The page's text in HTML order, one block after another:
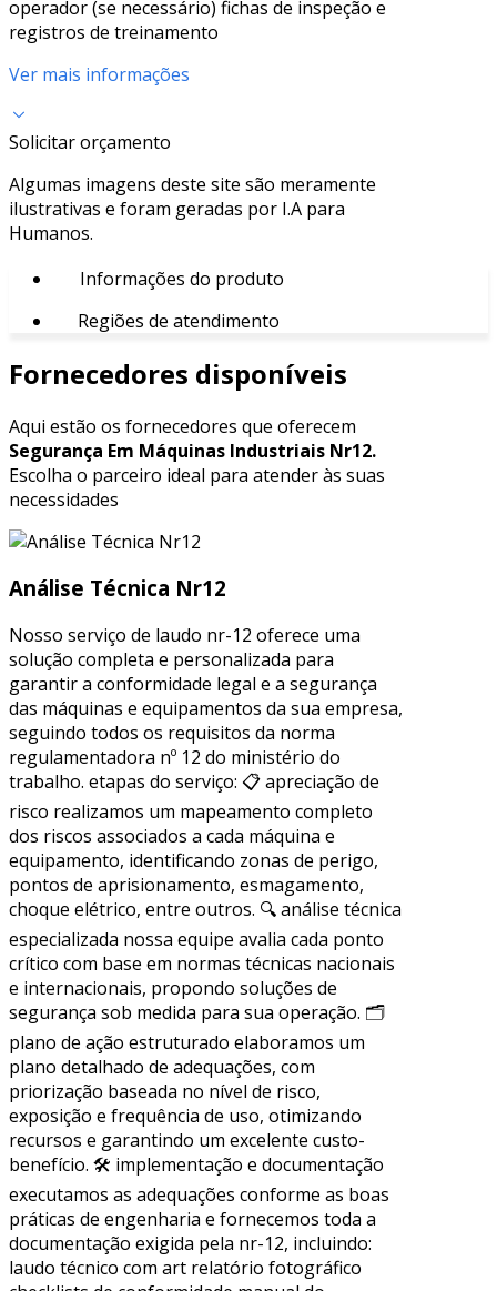
operador (se necessário) fichas de inspeção e
registros de treinamento
Ver mais informações
Solicitar orçamento
Algumas imagens deste site são meramente
ilustrativas e foram geradas por I.A para
Humanos.
Informações do produto
Regiões de atendimento
Fornecedores disponíveis
Aqui estão os fornecedores que oferecem
Segurança Em Máquinas Industriais Nr12.
Escolha o parceiro ideal para atender às suas
necessidades
Análise Técnica Nr12
Nosso serviço de laudo nr-12 oferece uma
solução completa e personalizada para
garantir a conformidade legal e a segurança
das máquinas e equipamentos da sua empresa,
seguindo todos os requisitos da norma
regulamentadora nº 12 do ministério do
trabalho. etapas do serviço: 📋 apreciação de
risco realizamos um mapeamento completo
dos riscos associados a cada máquina e
equipamento, identificando zonas de perigo,
pontos de aprisionamento, esmagamento,
choque elétrico, entre outros. 🔍 análise técnica
especializada nossa equipe avalia cada ponto
crítico com base em normas técnicas nacionais
e internacionais, propondo soluções de
segurança sob medida para sua operação. 🗂
plano de ação estruturado elaboramos um
plano detalhado de adequações, com
priorização baseada no nível de risco,
exposição e frequência de uso, otimizando
recursos e garantindo um excelente custo-
benefício. 🛠 implementação e documentação
executamos as adequações conforme as boas
práticas de engenharia e fornecemos toda a
documentação exigida pela nr-12, incluindo:
laudo técnico com art relatório fotográfico